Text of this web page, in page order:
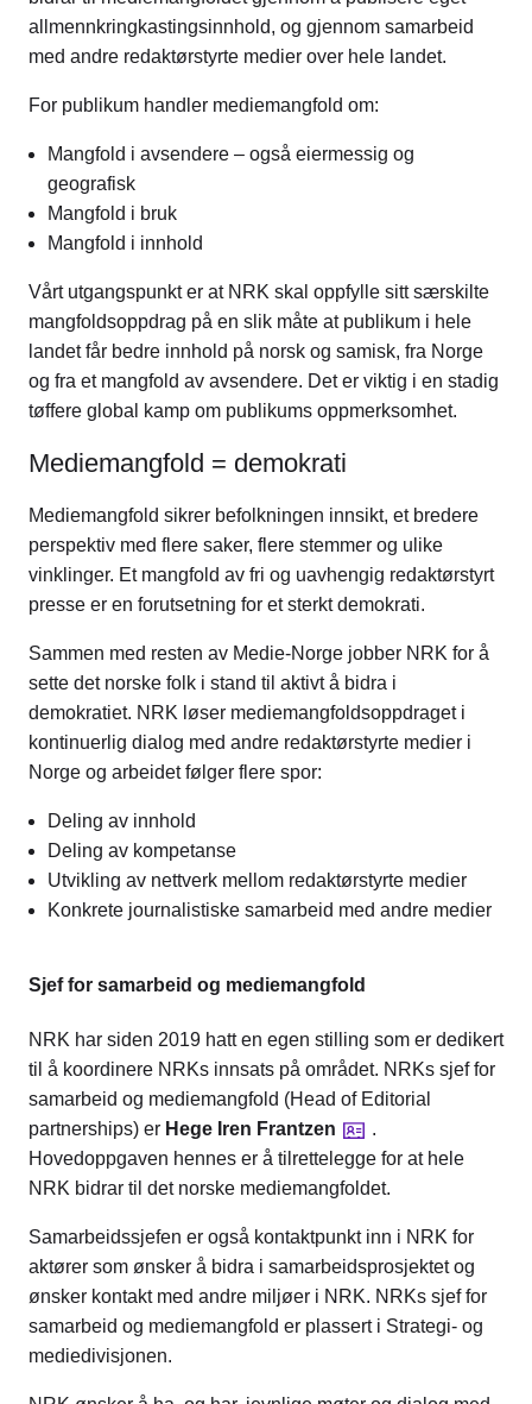
allmennkringkastingsinnhold, og gjennom samarbeid
med andre redaktørstyrte medier over hele landet.
For publikum handler mediemangfold om:
Mangfold i avsendere – også eiermessig og
geografisk
Mangfold i bruk
Mangfold i innhold
Vårt utgangspunkt er at NRK skal oppfylle sitt særskilte
mangfoldsoppdrag på en slik måte at publikum i hele
landet får bedre innhold på norsk og samisk, fra Norge
og fra et mangfold av avsendere. Det er viktig i en stadig
tøffere global kamp om publikums oppmerksomhet.
Mediemangfold = demokrati
Mediemangfold sikrer befolkningen innsikt, et bredere
perspektiv med flere saker, flere stemmer og ulike
vinklinger. Et mangfold av fri og uavhengig redaktørstyrt
presse er en forutsetning for et sterkt demokrati.
Sammen med resten av Medie-Norge jobber NRK for å
sette det norske folk i stand til aktivt å bidra i
demokratiet. NRK løser mediemangfoldsoppdraget i
kontinuerlig dialog med andre redaktørstyrte medier i
Norge og arbeidet følger flere spor:
Deling av innhold
Deling av kompetanse
Utvikling av nettverk mellom redaktørstyrte medier
Konkrete journalistiske samarbeid med andre medier
Sjef for samarbeid og mediemangfold
NRK har siden 2019 hatt en egen stilling som er dedikert
til å koordinere NRKs innsats på området. NRKs sjef for
samarbeid og mediemangfold (Head of Editorial
partnerships) er Hege Iren Frantzen
.
Hovedoppgaven hennes er å tilrettelegge for at hele
NRK bidrar til det norske mediemangfoldet.
Samarbeidssjefen er også kontaktpunkt inn i NRK for
aktører som ønsker å bidra i samarbeidsprosjektet og
ønsker kontakt med andre miljøer i NRK. NRKs sjef for
samarbeid og mediemangfold er plassert i Strategi- og
mediedivisjonen.